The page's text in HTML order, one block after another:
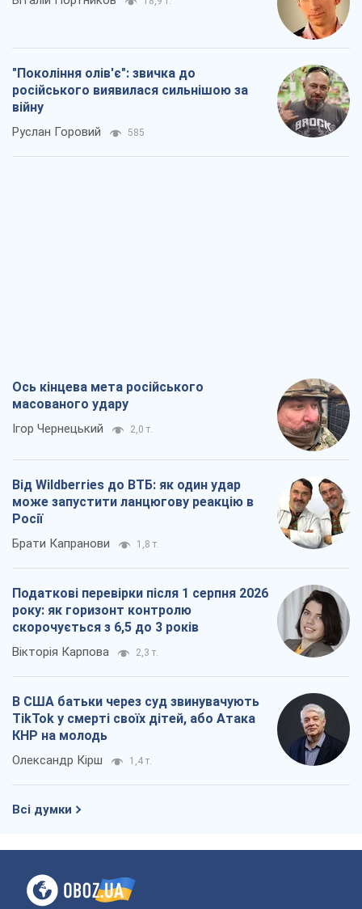
"Покоління олів'є": звичка до
російського виявилася сильнішою за
війну
Руслан Горовий 585
Ось кінцева мета російського
масованого удару
Ігор Чернецький 2,0 т.
Від Wildberries до ВТБ: як один удар
може запустити ланцюгову реакцію в
Росії
Брати Капранови 1,8 т.
Податкові перевірки після 1 серпня 2026
року: як горизонт контролю
скорочується з 6,5 до 3 років
Вікторія Карпова 2,3 т.
В США батьки через суд звинувачують
TikTok у смерті своїх дітей, або Атака
КНР на молодь
Олександр Кірш 1,4 т.
Всі думки